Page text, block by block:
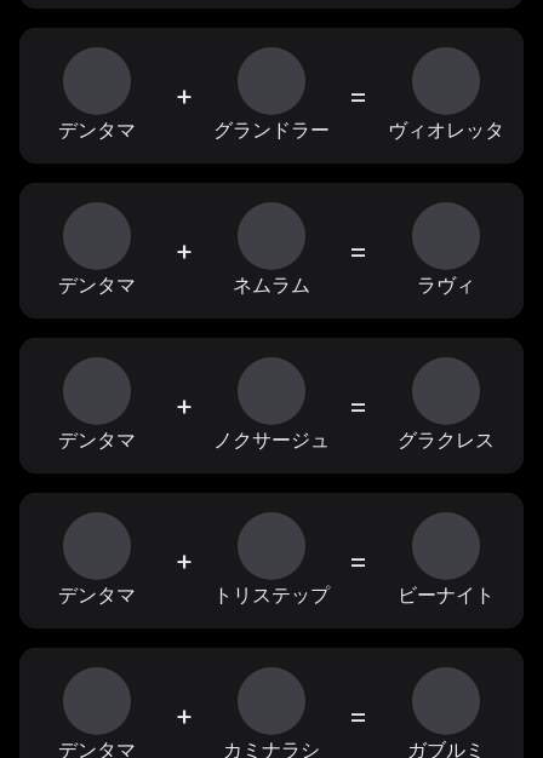
デンタマ
+
グランドラー
=
ヴィオレッタ
デンタマ
+
ネムラム
=
ラヴィ
デンタマ
+
ノクサージュ
=
グラクレス
デンタマ
+
トリステップ
=
ビーナイト
デンタマ
+
カミナラシ
=
ガブルミ